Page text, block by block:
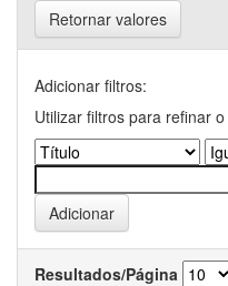
Retornar valores
Adicionar filtros:
Utilizar filtros para refinar
Resultados/Página